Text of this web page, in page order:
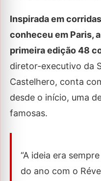
Inspirada em
conheceu em Paris,
primeira edição 48
diretor-executivo da
Castelhero, conta
desde o início, uma
famosas.
“A ideia era
do ano com o